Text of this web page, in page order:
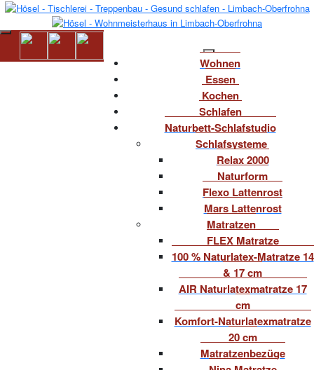
Wohnen
Essen
Kochen
Schlafen
Naturbett-Schlafstudio
Schlafsysteme
Relax 2000
Naturform
Flexo Lattenrost
Mars Lattenrost
Matratzen
FLEX Matratze
100 % Naturlatex-Matratze 14
& 17 cm
AIR Naturlatexmatratze 17
cm
Komfort-Naturlatexmatratze
20 cm
Matratzenbezüge